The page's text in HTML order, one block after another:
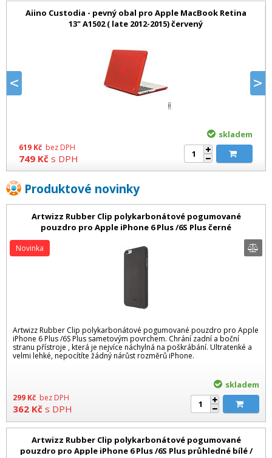
Aiino Custodia - pevný obal pro Apple MacBook Retina
13" A1502 ( late 2012-2015) červený
skladem
619 Kč bez DPH
749 Kč s DPH
Produktové novinky
Artwizz Rubber Clip polykarbonátové pogumované
pouzdro pro Apple iPhone 6 Plus /6S Plus černé
Artwizz Rubber Clip polykarbonátové pogumované pouzdro pro Apple
iPhone 6 Plus /6S Plus sametovým povrchem. Chrání zadní a boční
stranu přístroje , která je nejvíce náchylná na poškrábání. Ultratenké a
velmi lehké, nepocítíte žádný nárůst rozměrů iPhone.
Novinka
skladem
299 Kč bez DPH
362 Kč s DPH
Artwizz Rubber Clip polykarbonátové pogumované
pouzdro pro Apple iPhone 6 Plus /6S Plus průhledné bílé /